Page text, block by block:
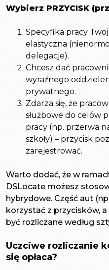
Wybierz PRZYCISK
Specyfika pracy
elastyczna
delegacje).
Chcesz dać
wyraźnego
prywatnego.
Zdarza się, że
służbowe do celów
pracy (np. przerwa
szkoły) – przycisk
zarejestrować.
Warto dodać, że w
DSLocate możesz
hybrydowe. Część aut
korzystać z przycisków,
być rozliczane według
Uczciwe rozliczanie
się opłaca?